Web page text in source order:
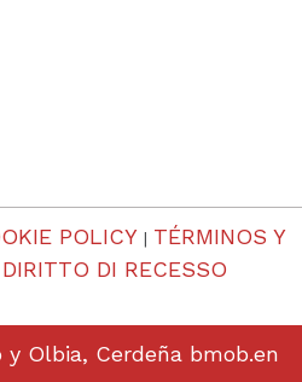
POLICY | TÉRMINOS Y
DIRITTO DI RECESSO
y Olbia, Cerdeña bmob.en